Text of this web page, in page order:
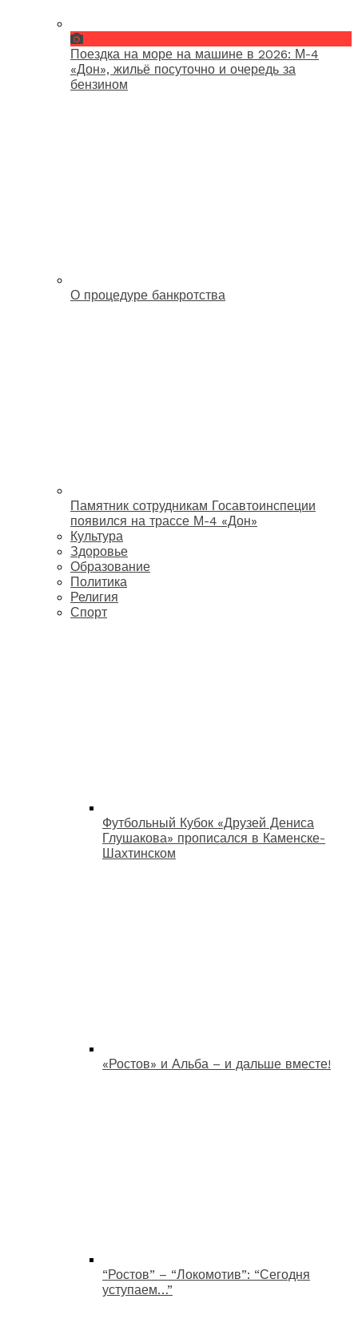
Поездка на море на машине в 2026: М-4
«Дон», жильё посуточно и очередь за
бензином
О процедуре банкротства
Памятник сотрудникам Госавтоинспеции
появился на трассе М-4 «Дон»
Культура
Здоровье
Образование
Политика
Религия
Спорт
Футбольный Кубок «Друзей Дениса
Глушакова» прописался в Каменске-
Шахтинском
«Ростов» и Альба – и дальше вместе!
“Ростов” – “Локомотив”: “Сегодня
уступаем…”